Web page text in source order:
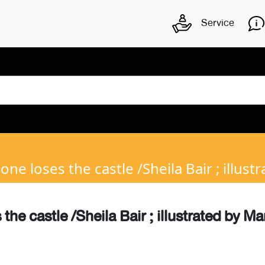
Service
loses the castle /Sheila Bair ;
castle /Sheila Bair ; illustrated by